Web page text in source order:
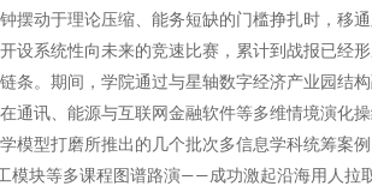
摆动于理论压缩、能务短缺的门槛挣扎时，移
设系统性向未来的竞速比赛，累计到战报已经
条。期间，学院通过与星轴数字经济产业园结
通讯、能源与互联网金融软件等多维情境演化
模型打磨所推出的几个批次多信息学科统筹案例
模块等多课程图谱路演——成功激起沿海用人拉